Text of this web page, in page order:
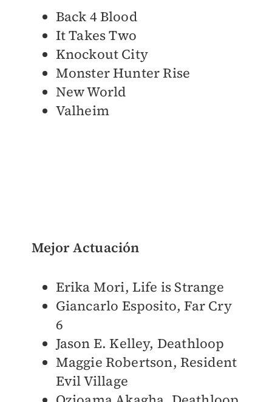
Back 4 Blood
It Takes Two
Knockout City
Monster Hunter Rise
New World
Valheim
Mejor Actuación
Erika Mori, Life is Strange
Giancarlo Esposito, Far Cry
6
Jason E. Kelley, Deathloop
Maggie Robertson, Resident
Evil Village